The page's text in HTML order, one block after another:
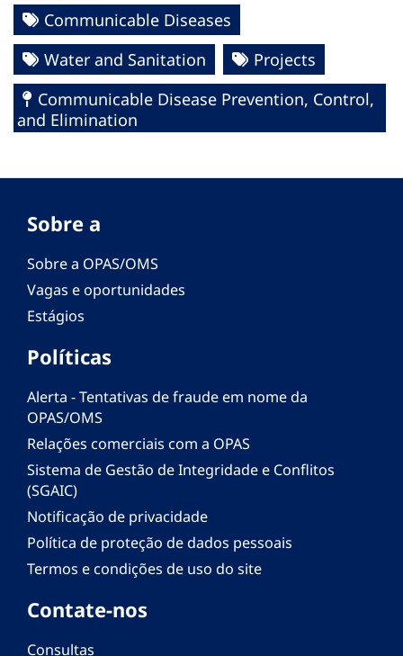
Communicable Diseases
Water and Sanitation
Projects
Communicable Disease Prevention, Control,
and Elimination
Sobre a
Sobre a OPAS/OMS
Vagas e oportunidades
Estágios
Políticas
Alerta - Tentativas de fraude em nome da
OPAS/OMS
Relações comerciais com a OPAS
Sistema de Gestão de Integridade e Conflitos
(SGAIC)
Notificação de privacidade
Política de proteção de dados pessoais
Termos e condições de uso do site
Contate-nos
Consultas